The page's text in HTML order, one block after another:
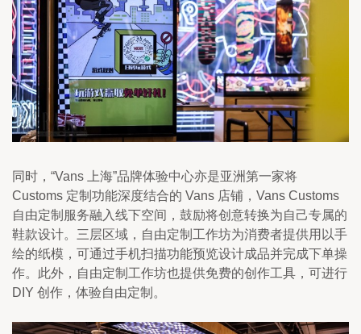
同时，“Vans 上海”品牌体验中心亦是亚洲第一家将
Customs 定制功能深度结合的 Vans 店铺，Vans Customs
自由定制服务融入线下空间，鼓励将创意转换为自己专属的
鞋款设计。三层区域，自由定制工作坊为消费者提供用以手
绘的纸模，可通过手机扫描功能预览设计成品并完成下单操
作。此外，自由定制工作坊也提供免费的创作工具，可进行
DIY 创作，体验自由定制。